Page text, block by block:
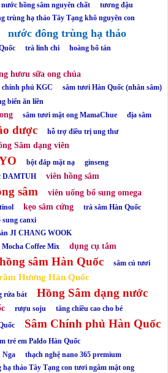
nước hồng sâm nguyên chất
tương đậu
trùng hạ thảo Tây Tạng khô nguyên con
nước đông trùng hạ thảo
trà linh chi
hoàng bổ tán
hươu sữa ong chúa
chính phủ KGC sâm tươi Hàn Quốc (nhân sâm)
biển ăn liền
sâm tươi mật ong MamaChue địa sâm
dược hỗ trợ điều trị ung thư
Sâm dạng viên
bột đắp mặt nạ
ginseng
DAMTUH
viên hồng sâm
sâm
viên uống bổ sung omega
kẹo sâm cứng
trà sâm Hàn Quốc
sung canxi
JI CHANG WOOK
Mocha Coffee Mix dụng cụ tắm
hồng sâm Hàn Quốc
sâm củ tươi
Hương Hàn Quốc
rửa bát Hồng Sâm dạng nước
rượu soju
tăng chiều cao cho bé
Sâm Chính phủ Hàn Quốc
trẻ em Paldo Hàn Quốc
Nga
thạch nghệ nano 365 premium
hạ thảo Tây Tạng con tươi ngâm mật ong